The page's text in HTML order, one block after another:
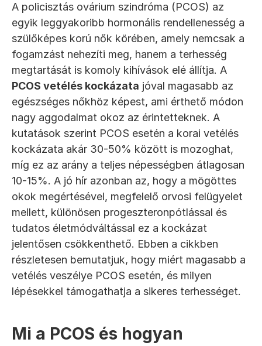
Nőgyógyászati Elváltozások
Nőgyógyászati Tevékenységek
A policisztás ovárium szindróma (PCOS) az
egyik leggyakoribb hormonális rendellenesség a
szülőképes korú nők körében, amely nemcsak a
fogamzást nehezíti meg, hanem a terhesség
PCOS vetélés kockázata jóval magasabb az
egészséges nőkhöz képest, ami érthető módon
nagy aggodalmat okoz az érintetteknek. A
kutatások szerint PCOS esetén a korai vetélés
kockázata akár 30-50% között is mozoghat,
míg ez az arány a teljes népességben átlagosan
10-15%. A jó hír azonban az, hogy a mögöttes
okok megértésével, megfelelő orvosi felügyelet
mellett, különösen progeszteronpótlással és
tudatos életmódváltással ez a kockázat
jelentősen csökkenthető. Ebben a cikkben
részletesen bemutatjuk, hogy miért magasabb a
vetélés veszélye PCOS esetén, és milyen
lépésekkel támogathatja a sikeres terhességet.
Mi a PCOS és hogyan